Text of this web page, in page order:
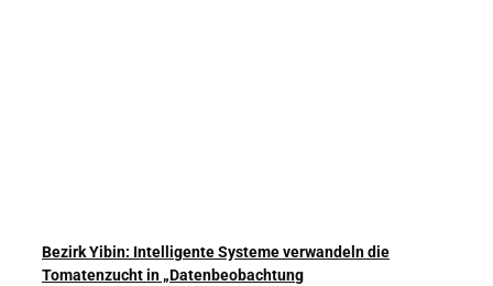
Bezirk Yibin: Intelligente Systeme verwandeln die
Tomatenzucht in „Datenbeobachtung